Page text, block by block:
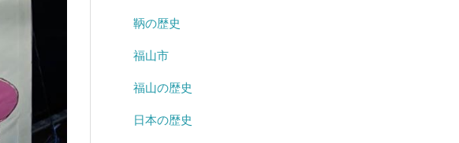
鞆の歴史
福山市
福山の歴史
日本の歴史